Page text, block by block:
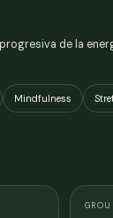
de la
Mindfulness